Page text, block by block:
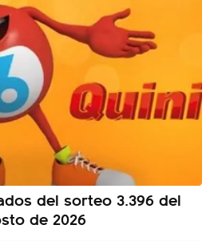
del sorteo 3.396 del
de 2026